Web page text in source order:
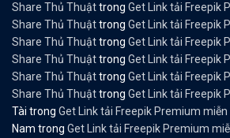
Share Thủ Thuậttrong Get Link tải Freepik
Share Thủ Thuậttrong Get Link tải Freepik
Share Thủ Thuậttrong Get Link tải Freepik
Share Thủ Thuậttrong Get Link tải Freepik
Share Thủ Thuậttrong Get Link tải Freepik
Share Thủ Thuậttrong Get Link tải Freepik
Tài trong Get Link tải Freepik Premium
Nam trong Get Link tải Freepik Premium